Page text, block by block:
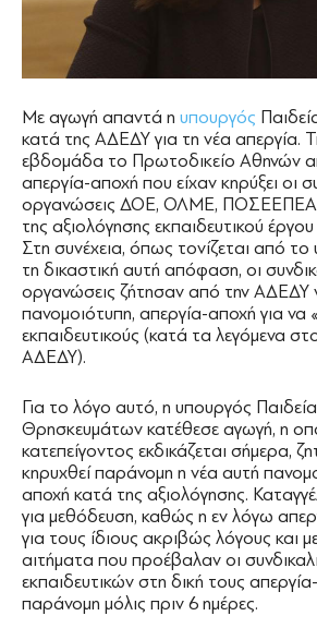
Με αγωγή απαντά η υπουργός
κατά της ΑΔΕΔΥ για τη νέα απεργία.
εβδομάδα το Πρωτοδικείο Αθηνών
απεργία-αποχή που είχαν κηρύξει οι
οργανώσεις ΔΟΕ, ΟΛΜΕ, ΠΟΣΕΕΠΕΑ
της αξιολόγησης εκπαιδευτικού
Στη συνέχεια, όπως τονίζεται από το
τη δικαστική αυτή απόφαση, οι
οργανώσεις ζήτησαν από την ΑΔΕΔΥ
πανομοιότυπη, απεργία-αποχή για να
εκπαιδευτικούς (κατά τα λεγόμενα
ΑΔΕΔΥ).
Για το λόγο αυτό, η υπουργός
Θρησκευμάτων κατέθεσε αγωγή, η
κατεπείγοντος εκδικάζεται σήμερα,
κηρυχθεί παράνομη η νέα αυτή
αποχή κατά της αξιολόγησης.
για μεθόδευση, καθώς η εν λόγω
για τους ίδιους ακριβώς λόγους και
αιτήματα που προέβαλαν οι
εκπαιδευτικών στη δική τους
παράνομη μόλις πριν 6 ημέρες.